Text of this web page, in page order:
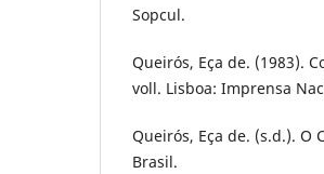
Sopcul.
Queirós, Eça de. (1983).
voll. Lisboa: Imprensa
Queirós, Eça de. (s.d.). O
Brasil.